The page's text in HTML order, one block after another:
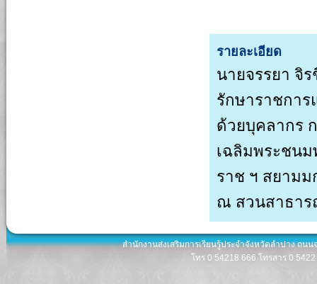
รายละเอียด
นายจรรยา จิ
รักษาราชกา
ด้วยบุคลากร
เฉลิมพระชนม
ราช ฯ สยาม
ณ สวนสาธาร
สำนักงานส่งเสริมการเรียนรู้ประจำจังหวัดลำปาง ถน
โทร 0 54218 666 โทรสาร 0